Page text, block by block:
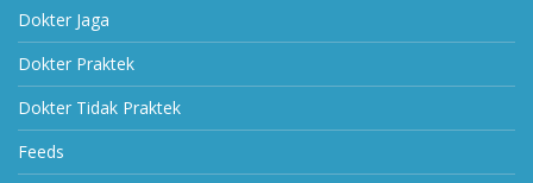
Dokter Jaga
Dokter Praktek
Dokter Tidak Praktek
Feeds